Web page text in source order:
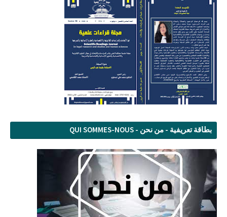
بطاقة تعريفية - من نحن - QUI SOMMES-NOUS